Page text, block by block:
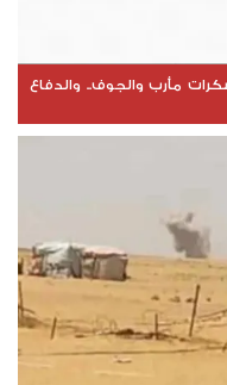
مأرب والجوف.. والدفاع